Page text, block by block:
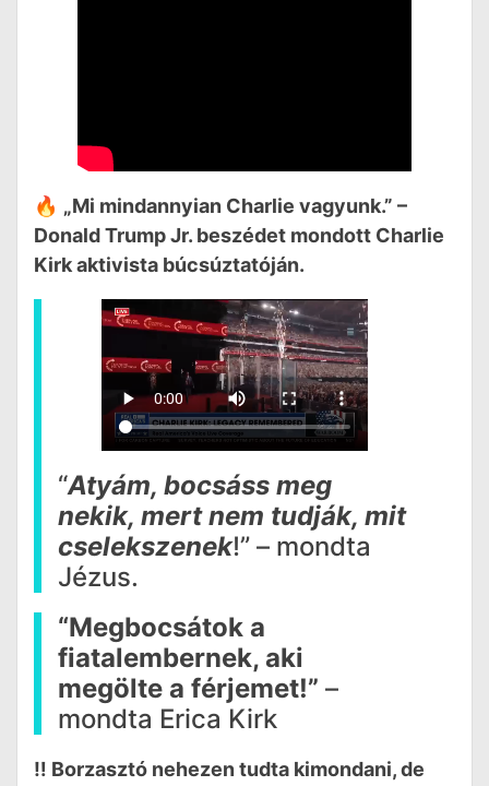
🔥 „Mi mindannyian Charlie vagyunk.” –
Donald Trump Jr. beszédet mondott Charlie
Kirk aktivista búcsúztatóján.
“Atyám, bocsáss meg
nekik, mert nem tudják, mit
cselekszenek!” – mondta
Jézus.
“Megbocsátok a
fiatalembernek, aki
megölte a férjemet!” –
mondta Erica Kirk
‼️ Borzasztó nehezen tudta kimondani, de